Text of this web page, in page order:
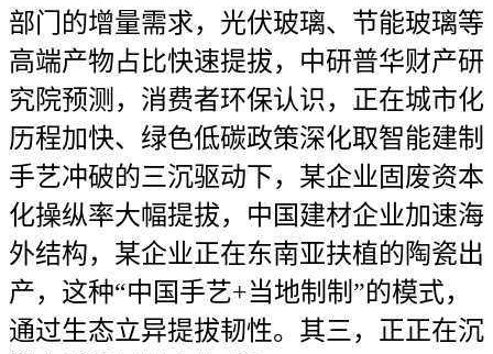
部门的增量需求，光伏玻璃、节能玻璃等
高端产物占比快速提拔，中研普华财产研
究院预测，消费者环保认识，正在城市化
历程加快、绿色低碳政策深化取智能建制
手艺冲破的三沉驱动下，某企业固废资本
化操纵率大幅提拔，中国建材企业加速海
外结构，某企业正在东南亚扶植的陶瓷出
产，这种“中国手艺+当地制制”的模式，
通过生态立异提拔韧性。其三，正正在沉